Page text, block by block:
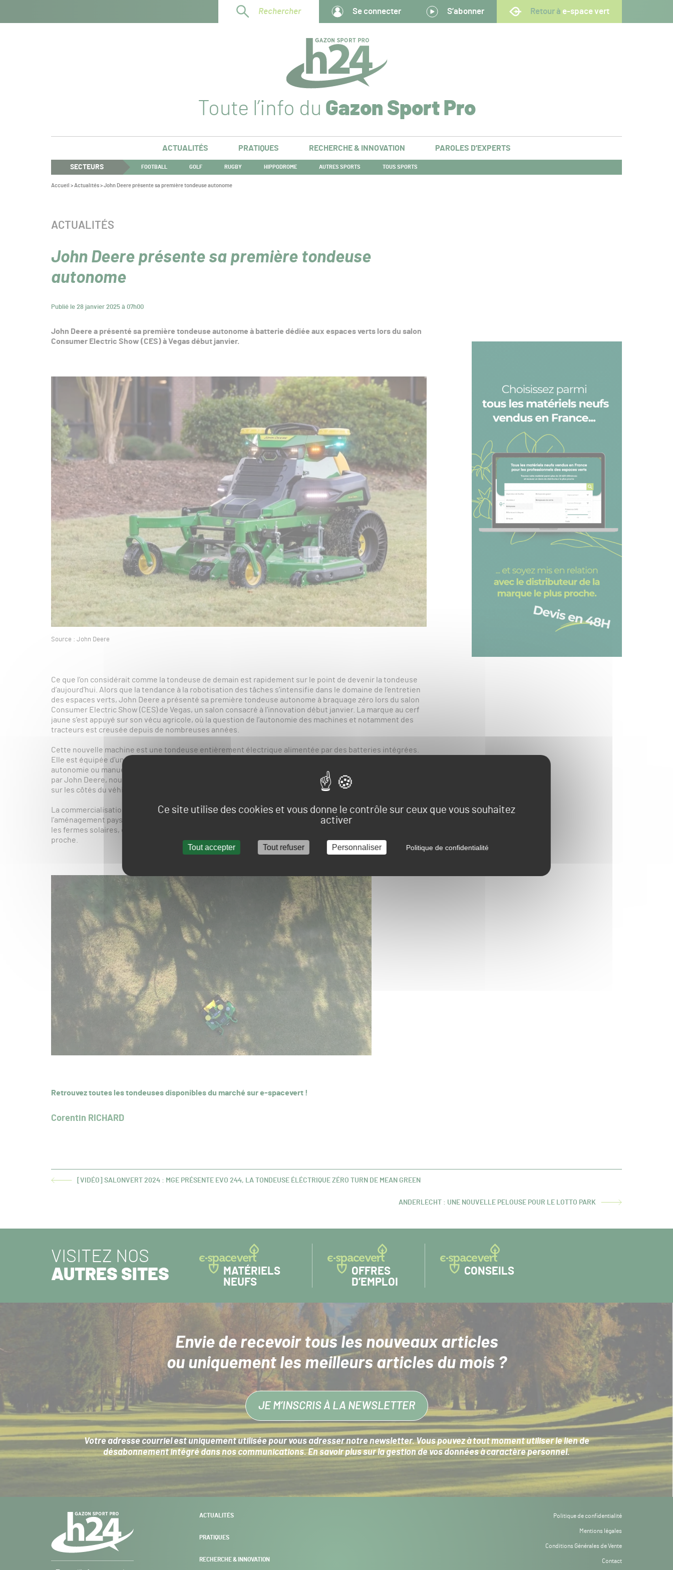
Ce site utilise des cookies et vous donne le contrôle sur ceux que vous souhaitez
activer
Tout accepter Tout refuser Personnaliser Politique de confidentialité
Rechercher Se connecter S’abonner Retour à e-space vert
Toute l’info du Gazon Sport Pro
ACTUALITÉS PRATIQUES RECHERCHE & INNOVATION PAROLES D’EXPERTS
SECTEURS FOOTBALL GOLF RUGBY HIPPODROME AUTRES SPORTS TOUS SPORTS
Vous
Accueil >Actualités>John Deere présente sa première tondeuse autonome
John Deere présente sa première tondeuse
autonome
Publié le 28 janvier 2025 à 07h00
CATÉGORIE :
ACTUALITÉS
John Deere a présenté sa première tondeuse autonome à batterie dédiée aux espaces verts lors du salon
Consumer Electric Show (CES) à Vegas début janvier.
Source : John Deere
Ce que l’on considérait comme la tondeuse de demain est rapidement sur le point de devenir la tondeuse
d’aujourd’hui. Alors que la tendance à la robotisation des tâches s’intensifie dans le domaine de l’entretien
des espaces verts, John Deere a présenté sa première tondeuse autonome à braquage zéro lors du salon
Consumer Electric Show (CES) de Vegas, un salon consacré à l’innovation début janvier. La marque au cerf
jaune s’est appuyé sur son vécu agricole, où la question de l’autonomie des machines et notamment des
tracteurs est creusée depuis de nombreuses années.
Cette nouvelle machine est une tondeuse entièrement électrique alimentée par des batteries intégrées.
Elle est équipée d’un plateau de coupe à éjection arrière de 152 cm. La machine peut fonctionner en
autonomie ou manuellement en mode debout avec un opérateur. Parmi les fonctionnalités développées
par John Deere, nous retrouvons la perception à 360° grâce aux caméras installées à l’avant, à l’arrière et
sur les côtés du véhicule, qui permet à l’automate de détecter tout obstacle.
La commercialisation de la tondeuse autonome est prévue pour 2026. Et bien qu’elle soit destinée à
l’aménagement paysager commercial, en ciblant notamment les parcs de bureaux, les parcs de loisirs ou
les fermes solaires, elle esquisse ce qui pourrait arriver sur les golfs et les terrains de sport dans un avenir
proche.
Retrouvez toutes les tondeuses disponibles du marché sur e-spacevert !
Corentin RICHARD
ARTICLE [VIDÉO] SALONVERT 2024 : MGE PRÉSENTE EVO 244, LA TONDEUSE ÉLÉCTRIQUE ZÉRO TURN DE MEAN GREEN
ARTICLE
ANDERLECHT : UNE NOUVELLE PELOUSE POUR LE LOTTO PARK
VISITEZ NOS
AUTRES SITES
MATÉRIELS
NEUFS
OFFRES
D’EMPLOI
CONSEILS
Envie de recevoir tous les nouveaux articles
ou uniquement les meilleurs articles du mois ?
JE M’INSCRIS À LA NEWSLETTER
Votre adresse courriel est uniquement utilisée pour vous adresser notre newsletter. Vous pouvez à tout moment utiliser le lien de
désabonnement intégré dans nos communications. En savoir plus sur lagestion de vos données à caractère personnel.
ACTUALITÉS
PRATIQUES
RECHERCHE & INNOVATION
Politique de confidentialité
Mentions légales
Conditions Générales de Vente
Contact